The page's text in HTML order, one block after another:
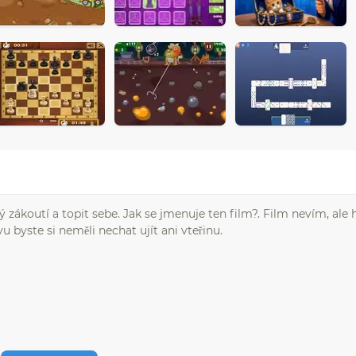
a topit sebe. Jak se jmenuje ten film?. Film nevím, ale
byste si neměli nechat ujít ani vteřinu.